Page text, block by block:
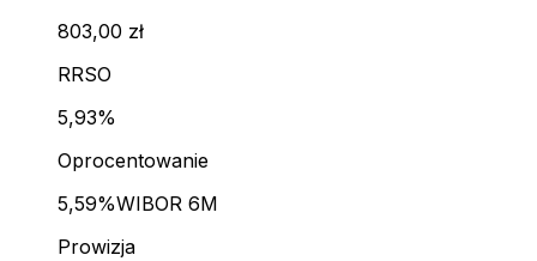
803,00 zł
RRSO
5,93%
Oprocentowanie
5,59%WIBOR 6M
Prowizja